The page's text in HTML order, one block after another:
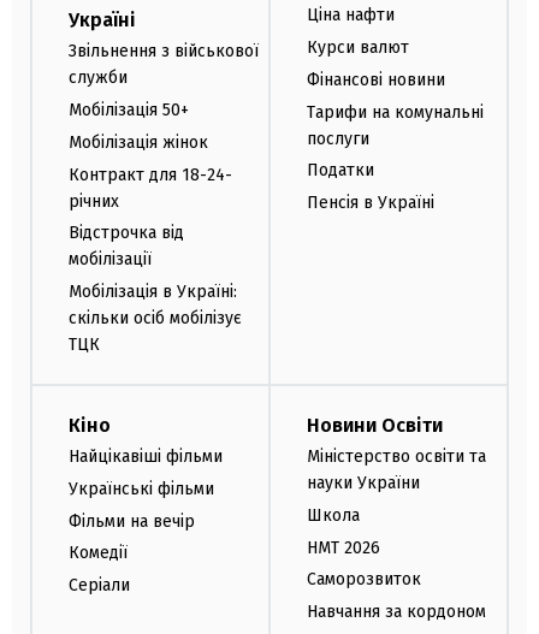
Україні
Звільнення з військової
служби
Мобілізація 50+
Мобілізація жінок
Контракт для 18-24-
річних
Відстрочка від
мобілізації
Мобілізація в Україні:
скільки осіб мобілізує
ТЦК
Ціна нафти
Курси валют
Фінансові новини
Тарифи на комунальні
послуги
Податки
Пенсія в Україні
Кіно
Найцікавіші фільми
Українські фільми
Фільми на вечір
Комедії
Серіали
Новини Освіти
Міністерство освіти та
науки України
Школа
НМТ 2026
Саморозвиток
Навчання за кордоном